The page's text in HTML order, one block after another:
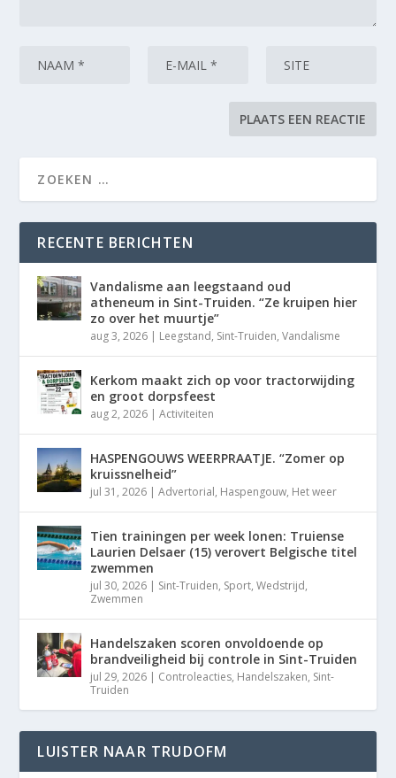
RECENTE BERICHTEN
Vandalisme aan leegstaand oud
atheneum in Sint-Truiden. “Ze kruipen hier
zo over het muurtje”
aug 3, 2026 | Leegstand, Sint-Truiden,Vandalisme
Kerkom maakt zich op voor tractorwijding
en groot dorpsfeest
aug 2, 2026 |Activiteiten
HASPENGOUWS WEERPRAATJE. “Zomer op
kruissnelheid”
jul 31, 2026 |Advertorial, Haspengouw, Het weer
Tien trainingen per week lonen: Truiense
Laurien Delsaer (15) verovert Belgische titel
zwemmen
jul 30, 2026 | Sint-Truiden, Sport,Wedstrijd,
Zwemmen
Handelszaken scoren onvoldoende op
brandveiligheid bij controle in Sint-Truiden
jul 29, 2026 | Controleacties, Handelszaken, Sint-
Truiden
LUISTER NAAR TRUDOFM